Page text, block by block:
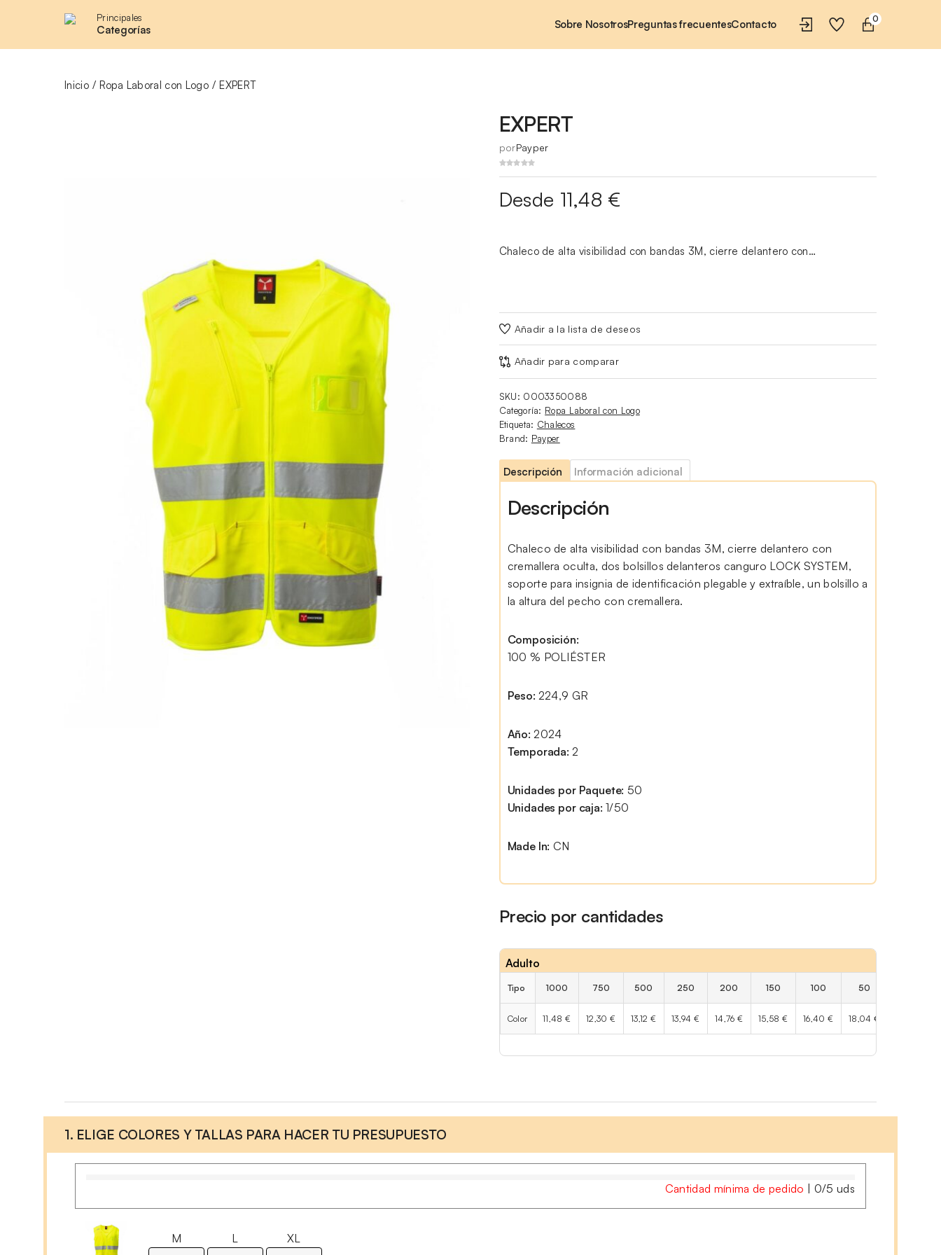
Principales
Categorías Sobre NosotrosPreguntas frecuentesContacto 0
Inicio Ropa Laboral con Logo EXPERT
EXPERT
porPayper
Desde 11,48 €
Chaleco de alta visibilidad con bandas 3M, cierre delantero con…
Añadir a la lista de deseos
Añadir para comparar
SKU: 0003350088
Categoría: Ropa Laboral con Logo
Etiqueta: Chalecos
Brand: Payper
Descripción Información adicional
Descripción
Chaleco de alta visibilidad con bandas 3M, cierre delantero con
cremallera oculta, dos bolsillos delanteros canguro LOCK SYSTEM,
soporte para insignia de identificación plegable y extraíble, un bolsillo a
la altura del pecho con cremallera.
Composición:
100 % POLIÉSTER
Peso: 224,9 GR
Año: 2024
Temporada: 2
Unidades por Paquete: 50
Unidades por caja: 1/50
Made In: CN
Precio por cantidades
Adulto
Tipo 1000 750 500 250 200 150 100 50
Color 11,48 € 12,30 € 13,12 € 13,94 € 14,76 € 15,58 € 16,40 € 18,04 €
1. ELIGE COLORES Y TALLAS PARA HACER TU PRESUPUESTO
Cantidad mínima de pedido | 0/5 uds
M L XL